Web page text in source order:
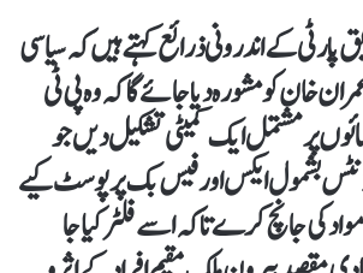
پارٹی کے اندرونی ذرائع کہتے ہیں کہ سیاسی
خان کو مشورہ دیا جائے گا کہ وہ پی ٹی
پر مشتمل ایک کمیٹی تشکیل دیں جو
بشمول ایکس اور فیس بک پر پوسٹ کیے
کی جانچ کرے تاکہ اسے فلٹر کیا جا